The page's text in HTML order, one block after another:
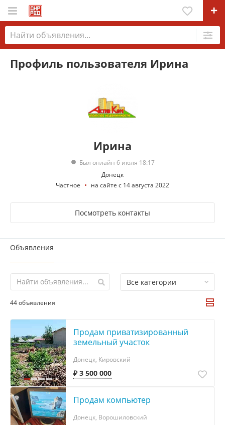
Профиль пользователя Ирина
Объявления
Все категории
44 объявления
4
Продам приватизированный
земельный участок
₽ 3 500 000
Донецк, Кировский
Продам компьютер
Донецк, Ворошиловский
Ирина
Был онлайн 6 июля 18:17
Донецк
Частное
на сайте с 14 августа 2022
Посмотреть контакты